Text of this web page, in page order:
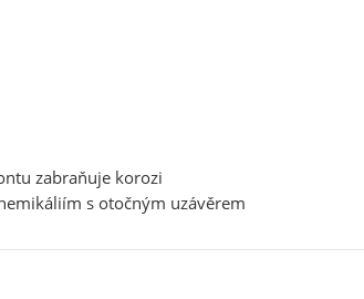
zabraňuje korozi
s otočným uzávěrem